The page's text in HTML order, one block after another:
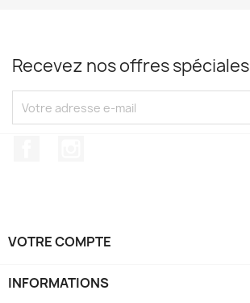
Recevez nos offres spéciales
VOTRE COMPTE
INFORMATIONS